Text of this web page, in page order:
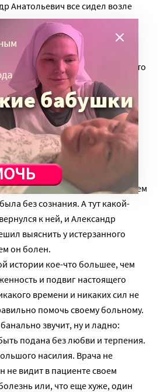
Анатольевич все сидел возле
но уже молчал, только
тогда он пришел в
его было спокойно, он о чем-то
в никуда:
я думаю.
я.
Нет у нее инфаркта.
два часа этот врач не
то есть думал, применял свои
что-то неладное в ее
узнал, еще на прошлом своем
без сознания. А тут какой-
к ней, и Александр
выяснить у истерзанного
он болен.
истории кое-что большее, чем
и подвиг настоящего
времени и никаких сил не
помочь своему больному.
звучит, ну и ладно:
подана без любви и терпения.
насилия. Врача не
не видит в пациенте своем
или, что еще хуже, один